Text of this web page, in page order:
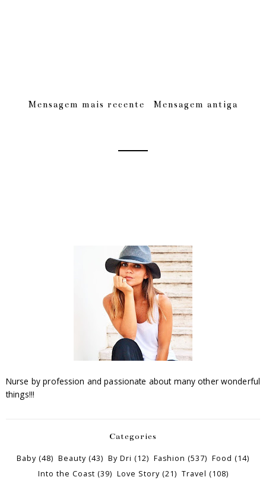
Mensagem mais recente Mensagem antiga
Nurse by profession and passionate about many other wonderful
things!!!
Categories
Baby (48) Beauty (43) By Dri (12) Fashion (537) Food (14)
Into the Coast (39) Love Story (21) Travel (108)